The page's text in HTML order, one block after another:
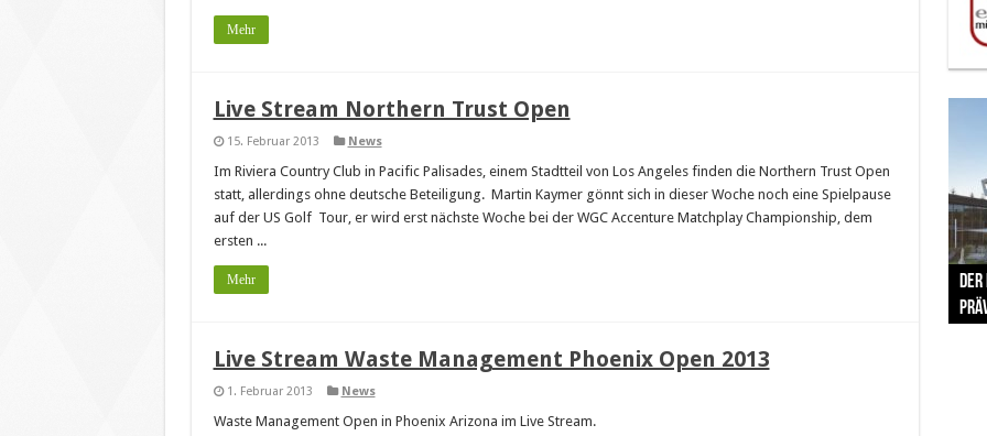
Mehr
Live Stream Northern Trust Open
15. Februar 2013 News
Im Riviera Country Club in Pacific Palisades, einem Stadtteil von Los Angeles finden die Northern Trust Open
statt, allerdings ohne deutsche Beteiligung. Martin Kaymer gönnt sich in dieser Woche noch eine Spielpause
auf der US Golf Tour, er wird erst nächste Woche bei der WGC Accenture Matchplay Championship, dem
ersten ...
Mehr
Live Stream Waste Management Phoenix Open 2013
1. Februar 2013 News
Waste Management Open in Phoenix Arizona im Live Stream.
The